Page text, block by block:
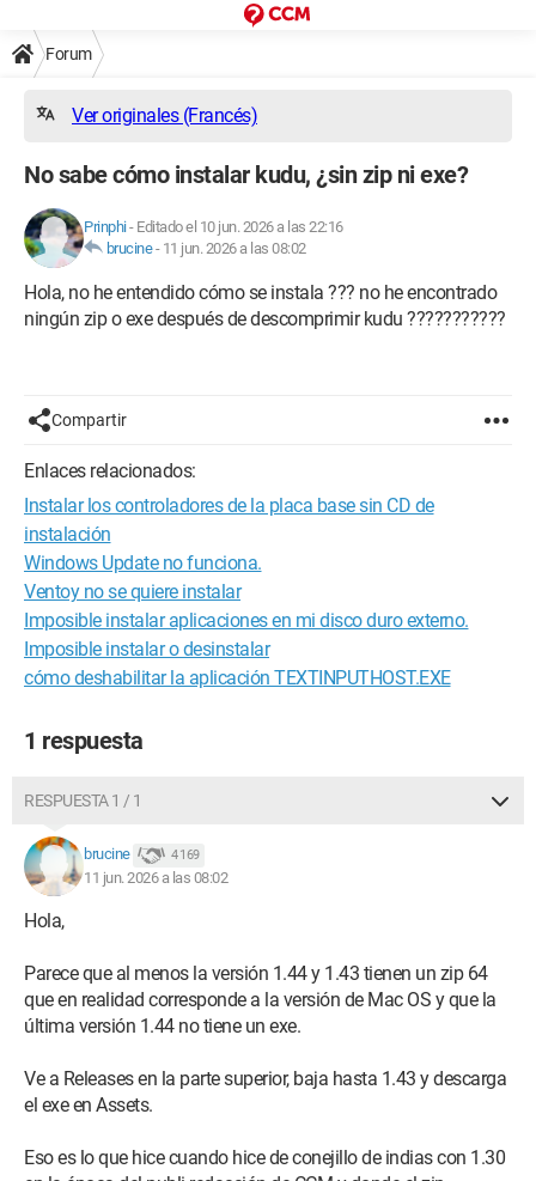
Forum
Ver originales (Francés)
No sabe cómo instalar kudu, ¿sin zip ni exe?
Prinphi- Editado el 10 jun. 2026 a las 22:16
brucine- 11 jun. 2026 a las 08:02
Hola, no he entendido cómo se instala ??? no he encontrado
ningún zip o exe después de descomprimir kudu ???????????
Compartir
Enlaces relacionados:
Instalar los controladores de la placa base sin CD de
instalación
Windows Update no funciona.
Ventoy no se quiere instalar
Imposible instalar aplicaciones en mi disco duro externo.
Imposible instalar o desinstalar
cómo deshabilitar la aplicación TEXTINPUTHOST.EXE
1 respuesta
RESPUESTA 1 / 1
brucine 4 169
11 jun. 2026 a las 08:02
Hola,
Parece que al menos la versión 1.44 y 1.43 tienen un zip 64
que en realidad corresponde a la versión de Mac OS y que la
última versión 1.44 no tiene un exe.
Ve a Releases en la parte superior, baja hasta 1.43 y descarga
el exe en Assets.
Eso es lo que hice cuando hice de conejillo de indias con 1.30